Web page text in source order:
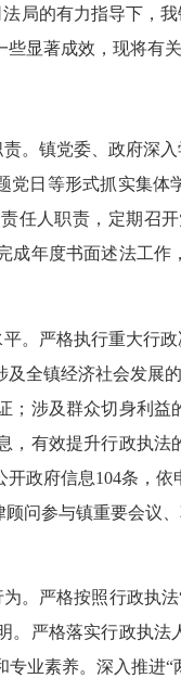
局的有力指导下，
显著成效，现将有
。 镇党委、政府深
党日等形式抓实集
任人职责，定期召
年度书面述法工
。 严格执行重大行
全镇经济社会发展
；涉及群众切身利
，有效提升行政执
开政府信息104条，依
顾问参与镇重要会议
。 严格按照行政执法
严格落实行政执
业素养。 深入推进“